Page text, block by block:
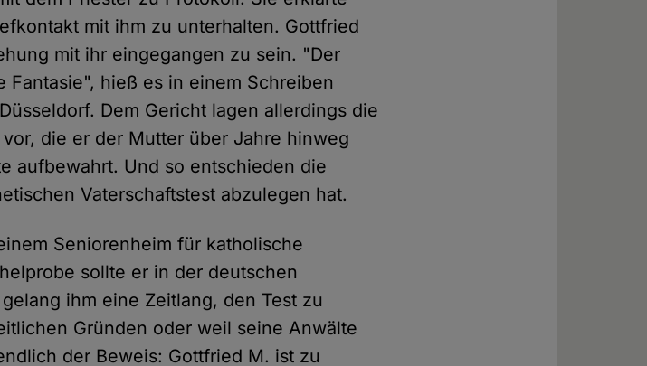
mit ihm zu unterhalten. Gottfried
mit ihr eingegangen zu sein. "Der
Fantasie", hieß es in einem Schreiben
Dem Gericht lagen allerdings die
die er der Mutter über Jahre hinweg
aufbewahrt. Und so entschieden die
Vaterschaftstest abzulegen hat.
Seniorenheim für katholische
sollte er in der deutschen
ihm eine Zeitlang, den Test zu
Gründen oder weil seine Anwälte
der Beweis: Gottfried M. ist zu